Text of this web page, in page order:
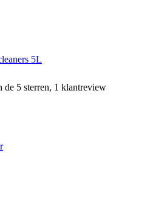
5L
de 5 sterren, 1 klantreview